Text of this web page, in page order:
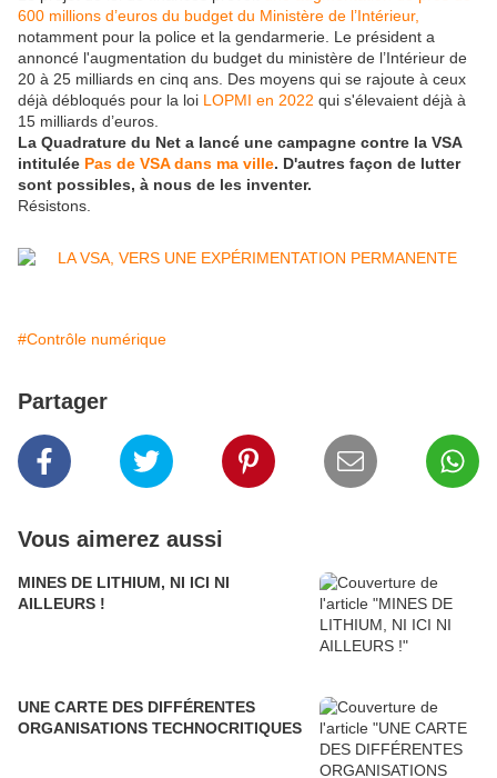
600 millions d’euros du budget du Ministère de l’Intérieur,
notamment pour la police et la gendarmerie. Le président a
annoncé l'augmentation du budget du ministère de l’Intérieur de
20 à 25 milliards en cinq ans. Des moyens qui se rajoute à ceux
déjà débloqués pour la loi LOPMI en 2022 qui s'élevaient déjà à
15 milliards d’euros.
La Quadrature du Net a lancé une campagne contre la VSA
intitulée Pas de VSA dans ma ville. D'autres façon de lutter
sont possibles, à nous de les inventer.
Résistons.
#Contrôle numérique
Partager
Vous aimerez aussi
MINES DE LITHIUM, NI ICI NI
AILLEURS !
UNE CARTE DES DIFFÉRENTES
ORGANISATIONS TECHNOCRITIQUES